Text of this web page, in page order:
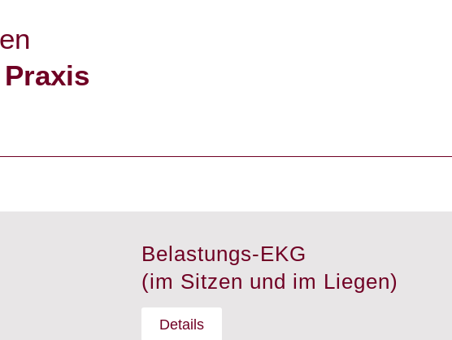
Belastungs-EKG
(im Sitzen und im Liegen)
Details